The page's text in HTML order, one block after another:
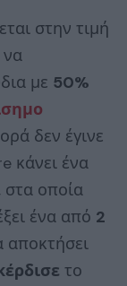
στην τιμή
να
με 50%
δεν έγινε
κάνει ένα
οποία
ένα από 2
αποκτήσει
το